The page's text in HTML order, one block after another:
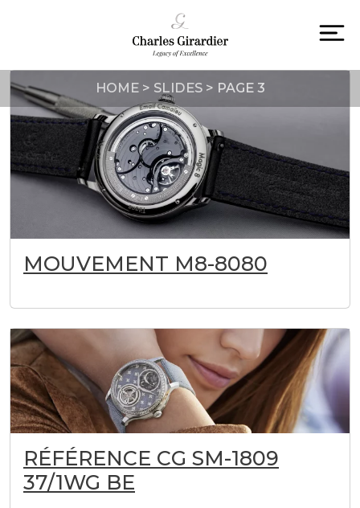
HOME> SLIDES> PAGE 3
MOUVEMENT M8-8080
RÉFÉRENCE CG SM-1809
37/1WG BE